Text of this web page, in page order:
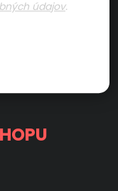
údajov.